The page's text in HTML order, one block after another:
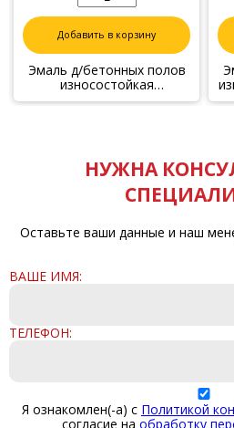
Добавить в корзину
Эмаль д/бетонных полов
износостойкая
коричневая 30 кг
НУЖНА
Оставьте ваши данные и наш
ВАШЕ ИМЯ:
ТЕЛЕФОН:
Я ознакомлен(-а) с Политикой
согласие на обработку